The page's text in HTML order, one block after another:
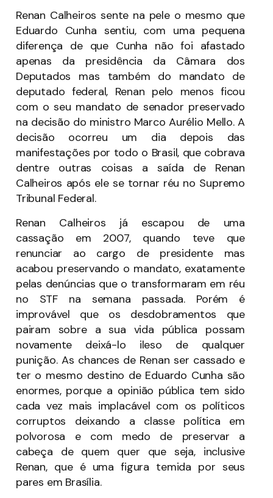
Renan Calheiros sente na pele o mesmo que
Eduardo Cunha sentiu, com uma pequena
diferença de que Cunha não foi afastado
apenas da presidência da Câmara dos
Deputados mas também do mandato de
deputado federal, Renan pelo menos ficou
com o seu mandato de senador preservado
na decisão do ministro Marco Aurélio Mello. A
decisão ocorreu um dia depois das
manifestações por todo o Brasil, que cobrava
dentre outras coisas a saída de Renan
Calheiros após ele se tornar réu no Supremo
Tribunal Federal.
Renan Calheiros já escapou de uma
cassação em 2007, quando teve que
renunciar ao cargo de presidente mas
acabou preservando o mandato, exatamente
pelas denúncias que o transformaram em réu
no STF na semana passada. Porém é
improvável que os desdobramentos que
pairam sobre a sua vida pública possam
novamente deixá-lo ileso de qualquer
punição. As chances de Renan ser cassado e
ter o mesmo destino de Eduardo Cunha são
enormes, porque a opinião pública tem sido
cada vez mais implacável com os políticos
corruptos deixando a classe política em
polvorosa e com medo de preservar a
cabeça de quem quer que seja, inclusive
Renan, que é uma figura temida por seus
pares em Brasília.